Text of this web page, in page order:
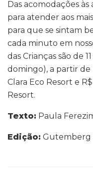
Das acomodações
para atender aos
para que se sintam
cada minuto em
das Crianças são de
domingo), a partir de
Clara Eco Resort e
Resort.
Texto: Paula
Edição: Gutemberg